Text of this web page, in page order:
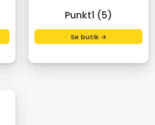
Punkt1 (5)
Se butik →